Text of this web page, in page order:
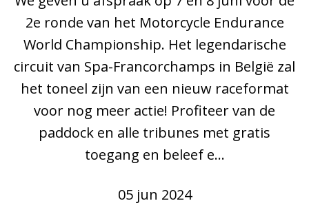
2e ronde van het Motorcycle Endurance
World Championship. Het legendarische
circuit van Spa-Francorchamps in België zal
het toneel zijn van een nieuw raceformat
voor nog meer actie! Profiteer van de
paddock en alle tribunes met gratis
toegang en beleef e...
05 jun 2024